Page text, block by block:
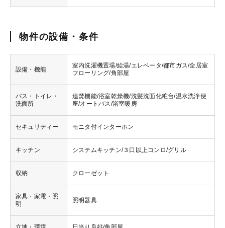
物件の設備・条件
設備・機能
室内洗濯機置場/給湯/エレベータ/都市ガス/全居室
フローリング/角部屋
バス・トイレ・
洗面所
追焚機能/浴室乾燥機/洗髪洗面化粧台/温水洗浄便
座/オートバス/浴室暖房
セキュリティー モニタ付インターホン
キッチン システムキッチン/３口以上コンロ/グリル
収納 クローゼット
家具・家電・照
明
照明器具